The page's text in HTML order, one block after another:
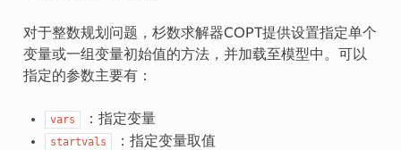
对于整数规划问题，杉数求解器COPT提供设置指定单个
变量或一组变量初始值的方法，并加载至模型中。可以
指定的参数主要有：
vars ：指定变量
startvals ：指定变量取值